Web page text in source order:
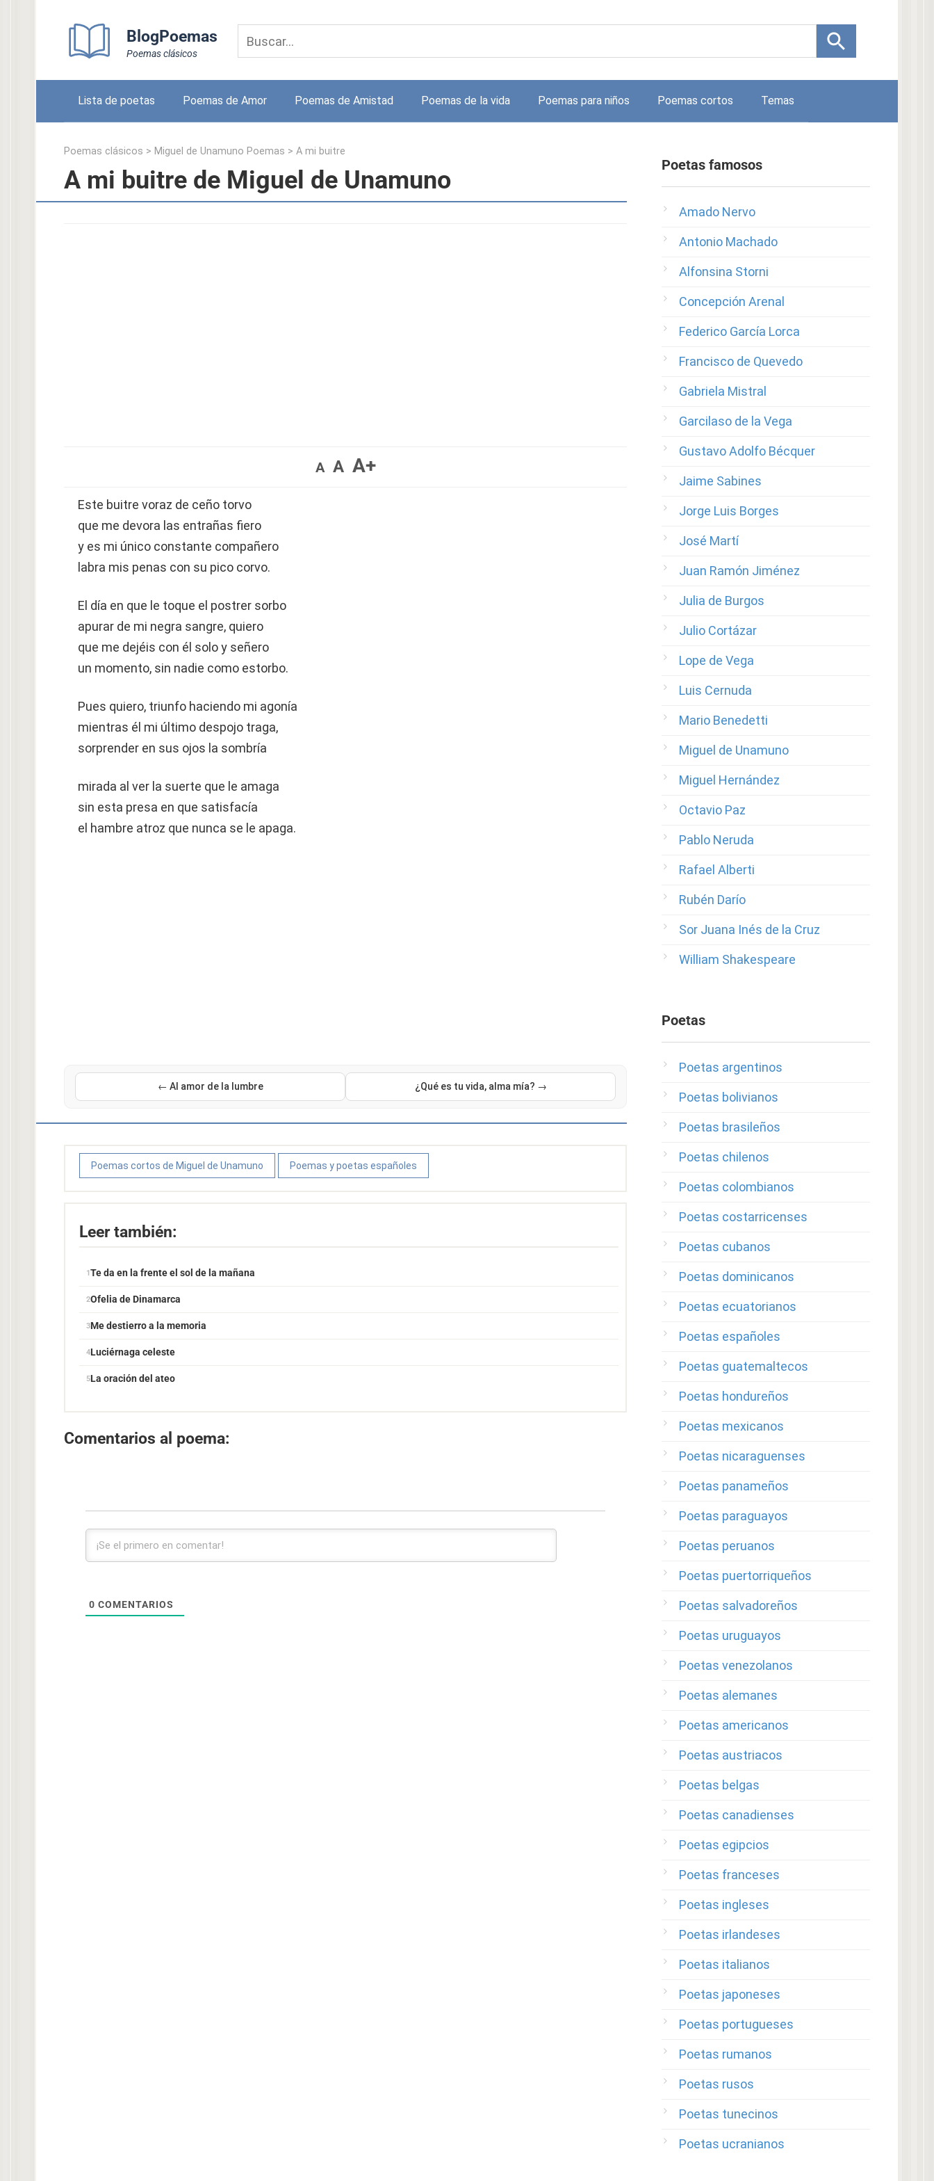
BlogPoemas
Poemas clásicos
Lista de poetas Poemas de Amor Poemas de Amistad Poemas de la vida Poemas para niños Poemas cortos Temas
Poemas clásicos > Miguel de Unamuno Poemas > A mi buitre
A mi buitre de Miguel de Unamuno
A A A+
Este buitre voraz de ceño torvo
que me devora las entrañas fiero
y es mi único constante compañero
labra mis penas con su pico corvo.
El día en que le toque el postrer sorbo
apurar de mi negra sangre, quiero
que me dejéis con él solo y señero
un momento, sin nadie como estorbo.
Pues quiero, triunfo haciendo mi agonía
mientras él mi último despojo traga,
sorprender en sus ojos la sombría
mirada al ver la suerte que le amaga
sin esta presa en que satisfacía
el hambre atroz que nunca se le apaga.
← Al amor de la lumbre ¿Qué es tu vida, alma mía? →
Poemas cortos de Miguel de Unamuno Poemas y poetas españoles
Leer también:
Te da en la frente el sol de la mañana
Ofelia de Dinamarca
Me destierro a la memoria
Luciérnaga celeste
La oración del ateo
Comentarios al poema:
0 COMENTARIOS
Poetas famosos
Amado Nervo
Antonio Machado
Alfonsina Storni
Concepción Arenal
Federico García Lorca
Francisco de Quevedo
Gabriela Mistral
Garcilaso de la Vega
Gustavo Adolfo Bécquer
Jaime Sabines
Jorge Luis Borges
José Martí
Juan Ramón Jiménez
Julia de Burgos
Julio Cortázar
Lope de Vega
Luis Cernuda
Mario Benedetti
Miguel de Unamuno
Miguel Hernández
Octavio Paz
Pablo Neruda
Rafael Alberti
Rubén Darío
Sor Juana Inés de la Cruz
William Shakespeare
Poetas
Poetas argentinos
Poetas bolivianos
Poetas brasileños
Poetas chilenos
Poetas colombianos
Poetas costarricenses
Poetas cubanos
Poetas dominicanos
Poetas ecuatorianos
Poetas españoles
Poetas guatemaltecos
Poetas hondureños
Poetas mexicanos
Poetas nicaraguenses
Poetas panameños
Poetas paraguayos
Poetas peruanos
Poetas puertorriqueños
Poetas salvadoreños
Poetas uruguayos
Poetas venezolanos
Poetas alemanes
Poetas americanos
Poetas austriacos
Poetas belgas
Poetas canadienses
Poetas egipcios
Poetas franceses
Poetas ingleses
Poetas irlandeses
Poetas italianos
Poetas japoneses
Poetas portugueses
Poetas rumanos
Poetas rusos
Poetas tunecinos
Poetas ucranianos